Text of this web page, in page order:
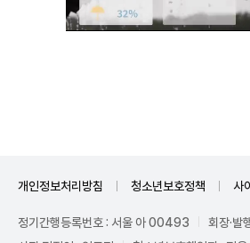
개인정보처리방침 청소년보호정책 사
정기간행등록번호 : 서울 아 00493
회장·발